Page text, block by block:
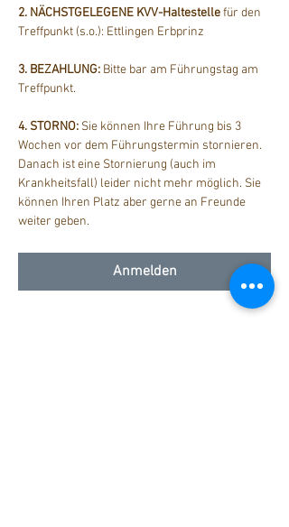
2. NÄCHSTGELEGENE KVV-Haltestelle für den
Treffpunkt (s.o.): Ettlingen Erbprinz
3. BEZAHLUNG: Bitte bar am Führungstag am
Treffpunkt.
4. STORNO: Sie können Ihre Führung bis 3
Wochen vor dem Führungstermin stornieren.
Danach ist eine Stornierung (auch im
Krankheitsfall) leider nicht mehr möglich. Sie
können Ihren Platz aber gerne an Freunde
weiter geben.
Anmelden